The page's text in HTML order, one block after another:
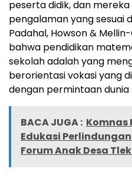
peserta didik, dan
pengalaman yang sesuai
Padahal, Howson &
bahwa pendidikan
sekolah adalah yang
berorientasi vokasi yang
dengan permintaan dunia
BACA JUGA : Komnas
Edukasi
Forum Anak Desa